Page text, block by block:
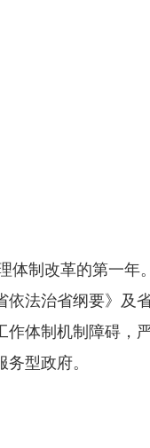
制改革的第一年
法治省纲要》及
作体制机制障碍，
型政府。